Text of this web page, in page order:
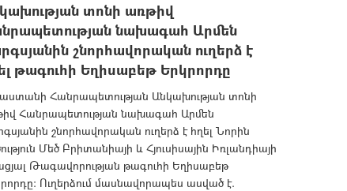
տոնի առթիվ
նախագահ Արմեն
շնորհավորական ուղերձ է
թագուհի Եղիսաբեթ Երկրորդը
Հանրապետության Անկախության տոնի
Հանրապետության նախագահ Արմեն
շնորհավորական ուղերձ է հղել Նորին
Մեծ Բրիտանիայի և Հյուսիսային Իռլանդիայի
Թագավորության թագուհի Եղիսաբեթ
Ուղերձում մասնավորապես ասված է.